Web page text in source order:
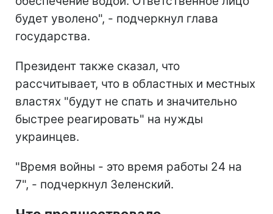
будет уволено", - подчеркнул глава
государства.
Президент также сказал, что
рассчитывает, что в областных и местных
властях "будут не спать и значительно
быстрее реагировать" на нужды
украинцев.
"Время войны - это время работы 24 на
7", - подчеркнул Зеленский.